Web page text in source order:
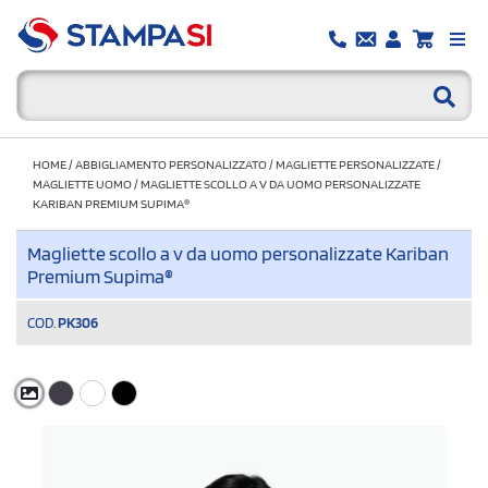
HOME/ABBIGLIAMENTO PERSONALIZZATO/MAGLIETTE PERSONALIZZATE/
MAGLIETTE UOMO/MAGLIETTE SCOLLO A V DA UOMO PERSONALIZZATE
KARIBAN PREMIUM SUPIMA®
Magliette scollo a v da uomo personalizzate Kariban
Premium Supima®
COD. PK306